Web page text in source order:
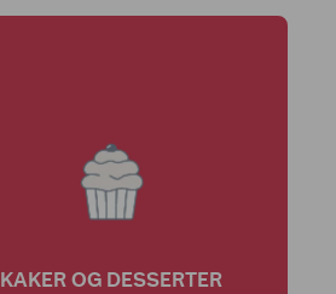
KAKER OG DESSERTER